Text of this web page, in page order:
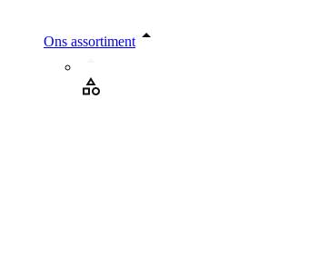
Ons assortiment